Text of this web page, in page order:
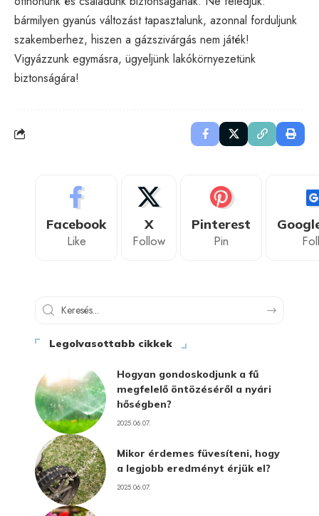
bármilyen gyanús változást tapasztalunk, azonnal forduljunk
szakemberhez, hiszen a gázszivárgás nem játék!
Vigyázzunk egymásra, ügyeljünk lakókörnyezetünk
biztonságára!
Facebook
Like
X
Follow
Pinterest
Pin
Legolvasottabb cikkek
Hogyan gondoskodjunk a fű
megfelelő öntözéséről a nyári
hőségben?
2025.06.07.
Mikor érdemes füvesíteni, hogy
a legjobb eredményt érjük el?
2025.06.07.